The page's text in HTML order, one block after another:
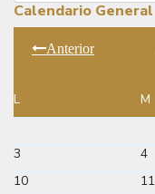
Calendario General
Anterior
L M
3
4
10
11